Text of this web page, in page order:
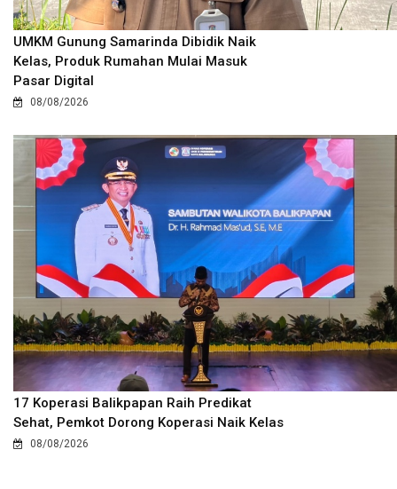
UMKM Gunung Samarinda Dibidik Naik
Kelas, Produk Rumahan Mulai Masuk
Pasar Digital
08/08/2026
17 Koperasi Balikpapan Raih Predikat
Sehat, Pemkot Dorong Koperasi Naik Kelas
08/08/2026